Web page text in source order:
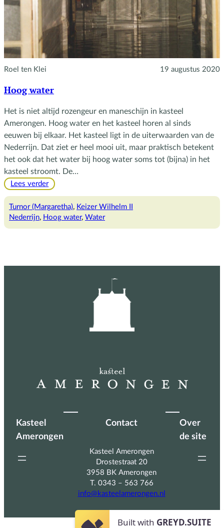
Roel ten Klei 19 augustus 2020
Hoog water
Het is niet altijd rozengeur en maneschijn in kasteel
Amerongen. Hoog water en het kasteel horen al sinds
eeuwen bij elkaar. Het kasteel ligt in de uiterwaarden van de
Nederrijn. Dat ziet er heel mooi uit, maar praktisch betekent
het ook dat het water bij hoog water soms tot (bijna) in het
kasteel stroomt. De…
Lees verder:
water
Turnor (Margaretha), Keizer Wilhelm II
Nederrijn, Hoog water, Water
Kasteel
Amerongen
Contact
Kasteel Amerongen
Drostestraat 20
3958 BK Amerongen
T. 0343 – 563 766
info@kasteelamerongen.nl
Over
de site
Built with GREYD.SUITE